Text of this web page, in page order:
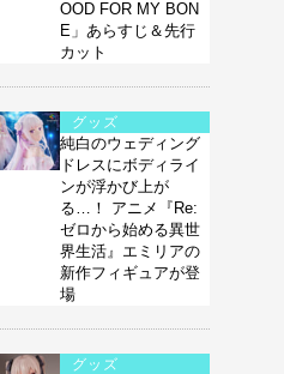
OOD FOR MY BON
E」あらすじ＆先行
カット
グッズ
純白のウェディング
ドレスにボディライ
ンが浮かび上が
る…！ アニメ『Re:
ゼロから始める異世
界生活』エミリアの
新作フィギュアが登
場
グッズ